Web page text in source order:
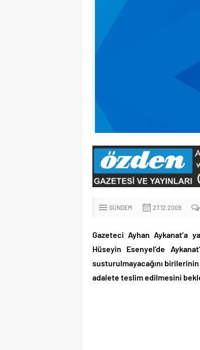
GÜNDEM 27.12.2009
Gazeteci Ayhan Aykanat’a
Hüseyin Esenyel’de
susturulmayacağını
adalete teslim edilmesini